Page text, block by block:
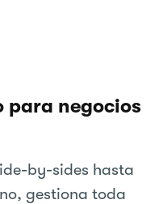
para negocios
by-sides hasta
gestiona toda